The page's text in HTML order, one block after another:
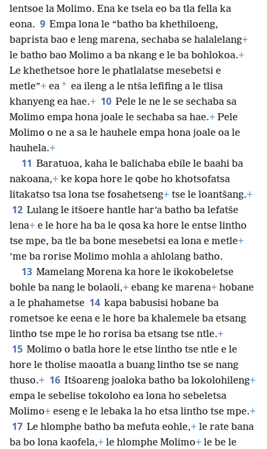
lentsoe la Molimo. Ena ke tsela eo ba tla fella ka
eona. 9 Empa lona le “batho ba khethiloeng,
baprista bao e leng marena, sechaba se halalelang+
le batho bao Molimo a ba nkang e le ba bohlokoa.+
Le khethetsoe hore le phatlalatse mesebetsi e
metle”+ ea * ea ileng a le ntša lefifing a le tlisa
khanyeng ea hae.+ 10 Pele le ne le se sechaba sa
Molimo empa hona joale le sechaba sa hae.+ Pele
Molimo o ne a sa le hauhele empa hona joale oa le
hauhela.+
11 Baratuoa, kaha le balichaba ebile le baahi ba
nakoana,+ ke kopa hore le qobe ho khotsofatsa
litakatso tsa lona tse fosahetseng+ tse le loantšang.+
12 Lulang le itšoere hantle har’a batho ba lefatše
lena+ e le hore ha ba le qosa ka hore le entse lintho
tse mpe, ba tle ba bone mesebetsi ea lona e metle+
’me ba rorise Molimo mohla a ahlolang batho.
13 Mamelang Morena ka hore le ikokobeletse
bohle ba nang le bolaoli,+ ebang ke marena+ hobane
a le phahametse 14 kapa babusisi hobane ba
rometsoe ke eena e le hore ba khalemele ba etsang
lintho tse mpe le ho rorisa ba etsang tse ntle.+
15 Molimo o batla hore le etse lintho tse ntle e le
hore le tholise maoatla a buang lintho tse se nang
thuso.+ 16 Itšoareng joaloka batho ba lokolohileng+
empa le sebelise tokoloho ea lona ho sebeletsa
Molimo+ eseng e le lebaka la ho etsa lintho tse mpe.+
17 Le hlomphe batho ba mefuta eohle,+ le rate bana
ba bo lona kaofela,+ le hlomphe Molimo+ le be le